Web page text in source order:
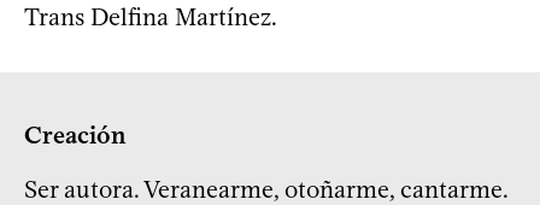
Trans Delfina Martínez.
Creación
Ser autora. Veranearme, otoñarme, cantarme.